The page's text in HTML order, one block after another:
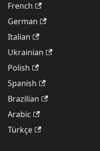
French
German
Italian
Ukrainian
Polish
Spanish
Brazilian
Arabic
Türkçe